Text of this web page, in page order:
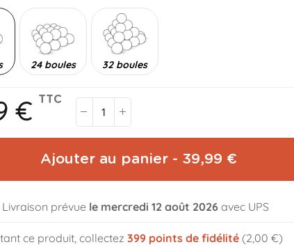
24 boules 32 boules
€ TTC
Ajouter au panier - 39,99 €
Livraison prévue le mercredi 12 août 2026 avec UPS
ce produit, collectez 399points de fidélité (2,00 €)